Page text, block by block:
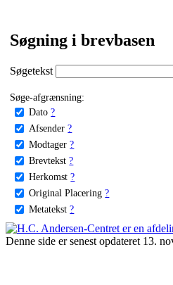
Søgning i brevbasen
Søgetekst
Søge-afgrænsning:
Dato ?
Afsender ?
Modtager ?
Brevtekst ?
Herkomst ?
Original Placering ?
Metatekst ?
Denne side er senest opdateret 13.